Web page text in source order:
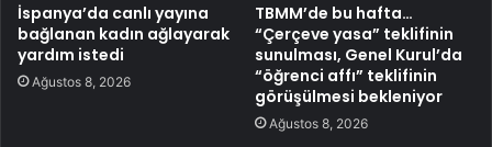
İspanya’da canlı yayına
bağlanan kadın ağlayarak
yardım istedi
Ağustos 8, 2026
TBMM’de bu hafta…
“Çerçeve yasa” teklifinin
sunulması, Genel Kurul’da
“öğrenci affı” teklifinin
görüşülmesi bekleniyor
Ağustos 8, 2026